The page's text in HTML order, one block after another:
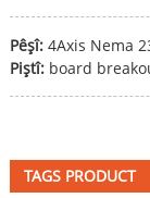
Pêşî: 4Axis Nema
Piştî: board
TAGS PRODUCT